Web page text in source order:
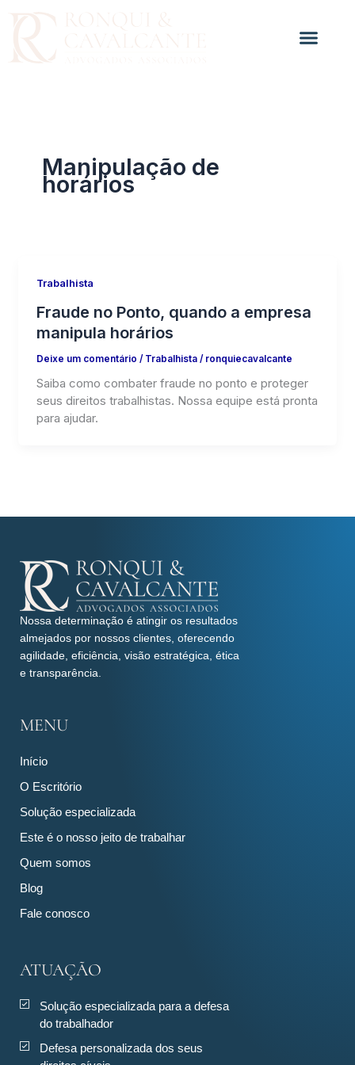
Manipulação de
horários
Trabalhista
Fraude no Ponto, quando a empresa
manipula horários
Deixe um comentário / Trabalhista/ ronquiecavalcante
Saiba como combater fraude no ponto e proteger
seus direitos trabalhistas. Nossa equipe está pronta
para ajudar.
Nossa determinação é atingir os resultados
almejados por nossos clientes, oferecendo
agilidade, eficiência, visão estratégica, ética
e transparência.
MENU
Início
O Escritório
Solução especializada
Este é o nosso jeito de trabalhar
Quem somos
Blog
Fale conosco
ATUAÇÃO
Solução especializada para a defesa
do trabalhador
Defesa personalizada dos seus